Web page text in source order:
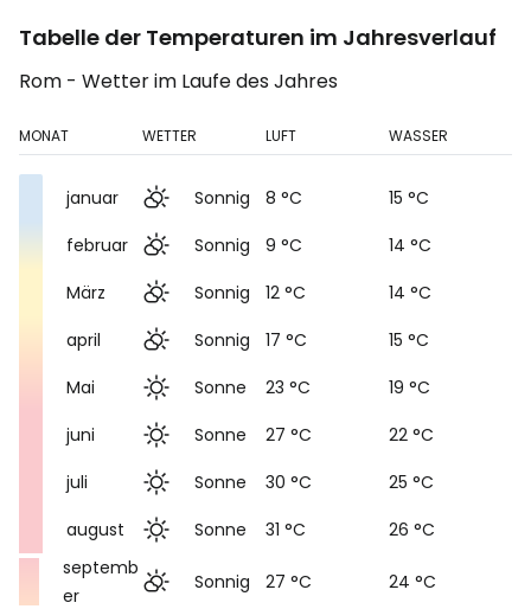
Tabelle der Temperaturen im Jahresverlauf
Rom - Wetter im Laufe des Jahres
MONAT WETTER LUFT WASSER
januar Sonnig 8 °C
15 °C
februar
Sonnig 9 °C
14 °C
März
Sonnig 12 °C
14 °C
april
Sonnig 17 °C
15 °C
Mai
Sonne 23 °C
19 °C
juni
Sonne 27 °C
22 °C
juli
Sonne 30 °C
25 °C
august
Sonne 31 °C
26 °C
septemb
er
Sonnig 27 °C 24 °C